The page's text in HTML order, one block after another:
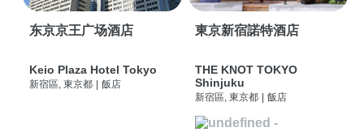
东京京王广场酒店
Keio Plaza Hotel Tokyo
新宿區, 東京都 | 飯店
東京新宿諾特酒店
THE KNOT TOKYO
Shinjuku
新宿區, 東京都 | 飯店